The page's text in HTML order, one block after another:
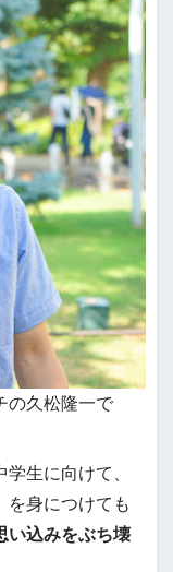
の久松隆一で
生に向けて、
を身につけても
い込みをぶち壊